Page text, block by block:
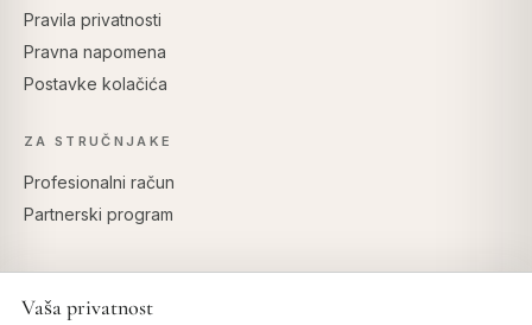
Pravila privatnosti
Pravna napomena
Postavke kolačića
ZA STRUČNJAKE
Profesionalni račun
Partnerski program
Vaša privatnost